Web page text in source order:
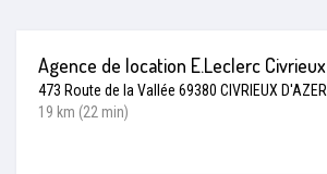
Agence de location E.Leclerc
473 Route de la Vallée 69380 CIVRIEUX
19 km (22 min)